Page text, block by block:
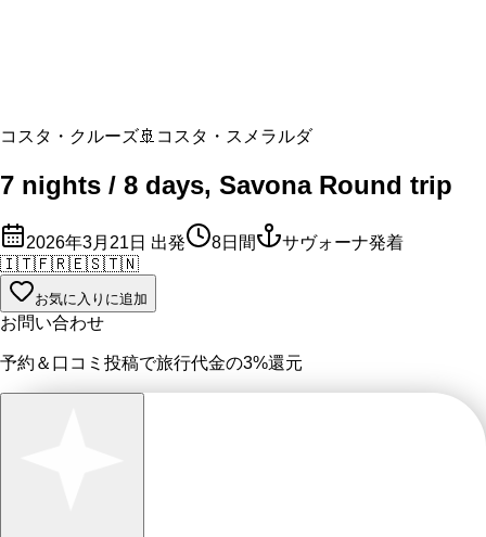
コスタ・クルーズ🚢 コスタ・スメラルダ
7 nights / 8 days, Savona Round trip
2026年3月21日 出発 8日間
サヴォーナ発着
🇮🇹🇫🇷🇪🇸🇹🇳
お気に入りに追加
お問い合わせ
予約＆口コミ投稿で旅行代金の3%還元